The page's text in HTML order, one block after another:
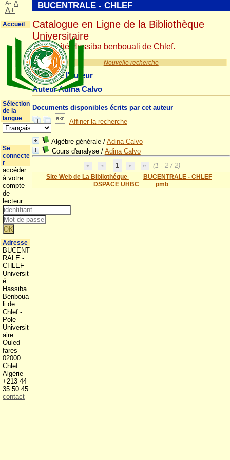
Nouvelle recherche
Détail de l'auteur
Auteur Adina Calvo
Documents disponibles écrits par cet auteur
Affiner la recherche
Algèbre générale/ Adina Calvo
Cours d'analyse/ Adina Calvo
1
(1 - 2 / 2)
Site Web de La Bibliothéque
BUCENTRALE - CHLEF
DSPACE UHBC
pmb
BUCENTRALE - CHLEF
Catalogue en Ligne de la Bibliothèque
Universitaire
Université Hassiba benbouali de Chlef.
A- A
A+
Accueil
Sélection
de la
langue
Se
connecte
r
accéder
à votre
compte
de
lecteur
Adresse
BUCENT
RALE -
CHLEF
Universit
é
Hassiba
Benboua
li de
Chlef -
Pole
Universit
aire
Ouled
fares
02000
Chlef
Algérie
+213 44
35 50 45
contact